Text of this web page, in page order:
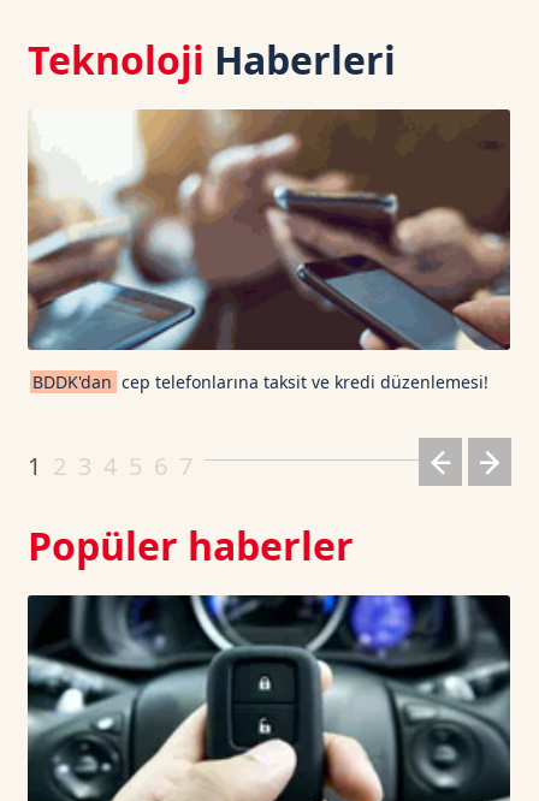
Ripple TetherUS 1.0461
USD Coin TetherUS
USDT 1.0003
TRON TetherUS 0.3289 0.31
Cardano TetherUS 0.2 -0.2
Teknoloji Haberleri
BDDK'dan cep telefonlarına taksit ve kredi düzenlemesi!
1 2 3 4 5 6 7
Popüler haberler